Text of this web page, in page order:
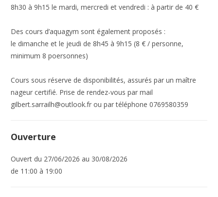
8h30 à 9h15 le mardi, mercredi et vendredi : à partir de 40 €
Des cours d’aquagym sont également proposés :
le dimanche et le jeudi de 8h45 à 9h15 (8 € / personne,
minimum 8 poersonnes)
Cours sous réserve de disponibilités, assurés par un maître
nageur certifié. Prise de rendez-vous par mail
gilbert.sarrailh@outlook.fr ou par téléphone 0769580359
Ouverture
Ouvert du 27/06/2026 au 30/08/2026
de 11:00 à 19:00